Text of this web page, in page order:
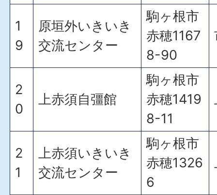
1
9
原垣外いきいき
交流センター
駒ヶ根市
赤穂1167
8-90
2
0
上赤須自彊館
駒ヶ根市
赤穂1419
8-11
2
1
上赤須いきいき
交流センター
駒ヶ根市
赤穂1326
6